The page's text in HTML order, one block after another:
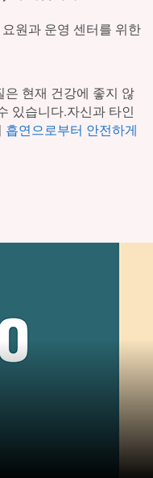
원과 운영 센터를 위한
현재 건강에 좋지 않
있습니다.자신과 타인
흡연으로부터 안전하게